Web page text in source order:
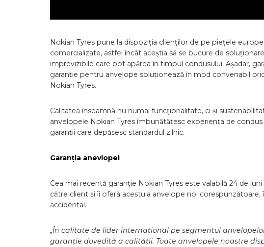
Nokian Tyres pune la dispoziția clienților de pe piețele
comercializate, astfel încât aceștia să se bucure de
imprevizibile care pot apărea în timpul condusului. Așadar,
garanție pentru anvelope soluționează în mod convenabil
Nokian Tyres.
Calitatea înseamnă nu numai funcționalitate, ci și
anvelopele Nokian Tyres îmbunătățesc experiența de
garanții care depășesc standardul zilnic.
Garanția anevlopei
Cea mai recentă garanție Nokian Tyres este valabilă 24 de
către client și îi oferă acestuia anvelope noi
accidental.
„În calitate de lider internațional pe segmentul
garanție dovedită a calității. Toate anvelopele noastre